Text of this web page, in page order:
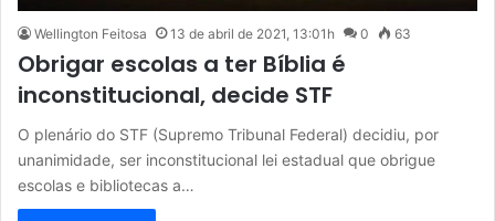
Wellington Feitosa 13 de abril de 2021, 13:01h 0 63
Obrigar escolas a ter Bíblia é
inconstitucional, decide STF
O plenário do STF (Supremo Tribunal Federal) decidiu, por
unanimidade, ser inconstitucional lei estadual que obrigue
escolas e bibliotecas a…